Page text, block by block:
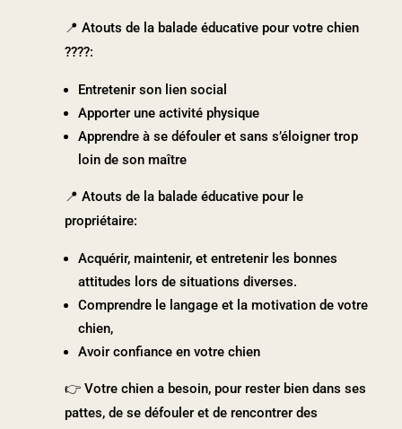
📍 Atouts de la balade éducative pour votre chien
????:
Entretenir son lien social
Apporter une activité physique
Apprendre à se défouler et sans s’éloigner trop
loin de son maître
📍 Atouts de la balade éducative pour le
propriétaire:
Acquérir, maintenir, et entretenir les bonnes
attitudes lors de situations diverses.
Comprendre le langage et la motivation de votre
chien,
Avoir confiance en votre chien
👉 Votre chien a besoin, pour rester bien dans ses
pattes, de se défouler et de rencontrer des